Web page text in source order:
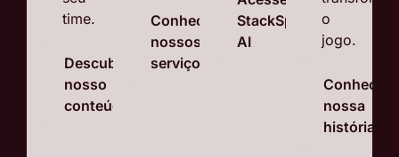
time.
Descubra
nosso
conteúdo
Conheça
nossos
serviços
StackSpot
AI
o
jogo.
Conheça
nossa
história